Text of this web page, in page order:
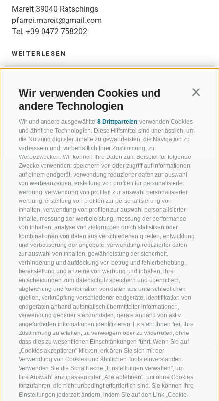
Wir verwenden Cookies und
andere Technologien
Wir und andere ausgewählte 8 Drittparteien verwenden Cookies
und ähnliche Technologien. Diese Hilfsmittel sind unerlässlich, um
die Nutzung digitaler Inhalte zu gewährleisten, die Navigation zu
verbessern und, vorbehaltlich Ihrer Zustimmung, zu
Werbezwecken. Wir können Ihre Daten zum Beispiel für folgende
Zwecke verwenden: speichern von oder zugriff auf informationen
auf einem endgerät, verwendung reduzierter daten zur auswahl
von werbeanzeigen, erstellung von profilen für personalisierte
werbung, verwendung von profilen zur auswahl personalisierter
werbung, erstellung von profilen zur personalisierung von
inhalten, verwendung von profilen zur auswahl personalisierter
inhalte, messung der werbeleistung, messung der performance
von inhalten, analyse von zielgruppen durch statistiken oder
kombinationen von daten aus verschiedenen quellen, entwicklung
und verbesserung der angebote, verwendung reduzierter daten
zur auswahl von inhalten, gewährleistung der sicherheit,
verhinderung und aufdeckung von betrug und fehlerbehebung,
bereitstellung und anzeige von werbung und inhalten, ihre
entscheidungen zum datenschutz speichern und übermitteln,
abgleichung und kombination von daten aus unterschiedlichen
quellen, verknüpfung verschiedener endgeräte, identifikation von
endgeräten anhand automatisch übermittelter informationen,
verwendung genauer standortdaten, geräte anhand von aktiv
angeforderten informationen identifizieren. Es steht Ihnen frei, Ihre
Zustimmung zu erteilen, zu verweigern oder zu widerrufen, ohne
dass dies zu wesentlichen Einschränkungen führt. Wenn Sie auf
„Cookies akzeptieren" klicken, erklären Sie sich mit der
Verwendung von Cookies und ähnlichen Tools einverstanden.
Verwenden Sie die Schaltfläche „Einstellungen verwalten", um
Ihre Auswahl anzupassen oder „Alle ablehnen", um ohne Cookies
fortzufahren, die nicht unbedingt erforderlich sind. Sie können Ihre
Einstellungen jederzeit ändern, indem Sie auf den Link „Cookie-
Mareit 39040 Ratschings
pfarrei.mareit@gmail.com
Tel. +39 0472 758202
WEITERLESEN
« ‹ 1 2 3 4 5 6 7
10
› »
85 Einträge auf 11 Seiten, Angezeigte Einträge 25-32
WILLKOMMEN IN DER
FERIENREGION RATSCHINGS
JAUFENTAL
RATSCHINGS
RIDNAUNTAL
BERGBAHNEN
SKISCHULE RATSCHINGS
LUISL'S SKISCHULE IN RATSCHINGS
SPORT UND
MENGE
SKIFAHREN
WANDERN
HOCHALPINE
BIKEN
LANGLAUFEN